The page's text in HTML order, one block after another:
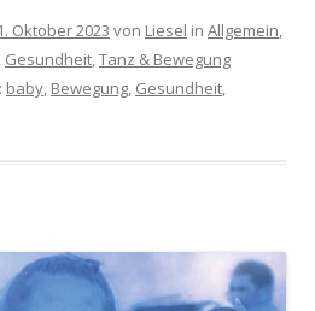
Oktober 2023 von Liesel in Allgemein,
, Gesundheit,Tanz & Bewegung
baby, Bewegung, Gesundheit,